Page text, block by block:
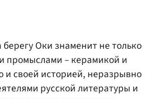
берегу Оки знаменит не только
промыслами – керамикой и
и своей историей, неразрывно
русской литературы и